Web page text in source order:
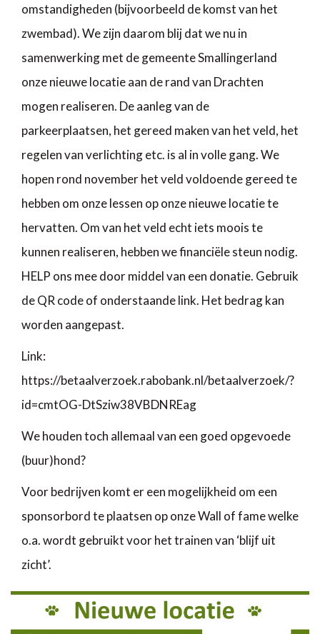
omstandigheden (bijvoorbeeld de komst van het
zwembad). We zijn daarom blij dat we nu in
samenwerking met de gemeente Smallingerland
onze nieuwe locatie aan de rand van Drachten
mogen realiseren. De aanleg van de
parkeerplaatsen, het gereed maken van het veld, het
regelen van verlichting etc. is al in volle gang. We
hopen rond november het veld voldoende gereed te
hebben om onze lessen op onze nieuwe locatie te
hervatten. Om van het veld echt iets moois te
kunnen realiseren, hebben we financiële steun nodig.
HELP ons mee door middel van een donatie. Gebruik
de QR code of onderstaande link. Het bedrag kan
worden aangepast.
Link:
https://betaalverzoek.rabobank.nl/betaalverzoek/?
id=cmtOG-DtSziw38VBDNREag
We houden toch allemaal van een goed opgevoede
(buur)hond?
Voor bedrijven komt er een mogelijkheid om een
sponsorbord te plaatsen op onze Wall of fame welke
o.a. wordt gebruikt voor het trainen van ‘blijf uit
zicht’.